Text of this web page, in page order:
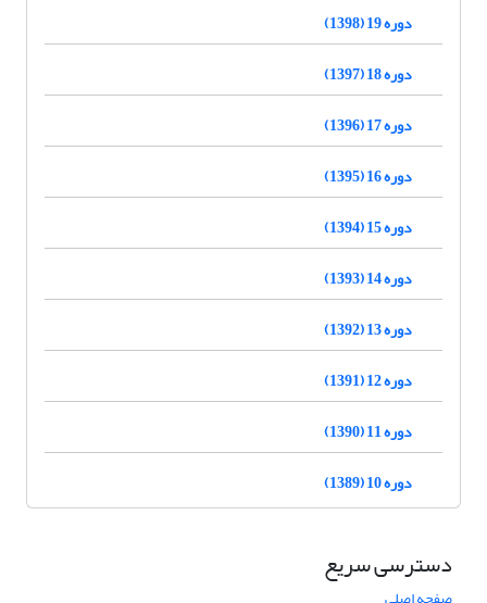
دوره 19 (1398)
دوره 18 (1397)
دوره 17 (1396)
دوره 16 (1395)
دوره 15 (1394)
دوره 14 (1393)
دوره 13 (1392)
دوره 12 (1391)
دوره 11 (1390)
دوره 10 (1389)
دسترسی سریع